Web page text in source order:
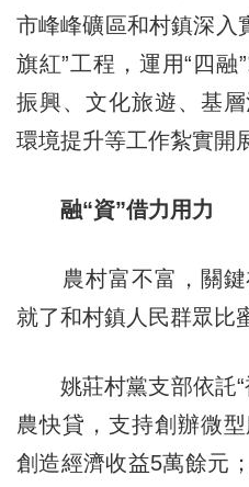
市峰峰礦區和村鎮深入
旗紅”工程，運用“四
振興、文化旅遊、基
環境提升等工作紮實開
融“資”借力用力
農村富不富，關鍵
就了和村鎮人民群眾比
姚莊村黨支部依託“
農快貸，支持創辦微
創造經濟收益5萬餘元